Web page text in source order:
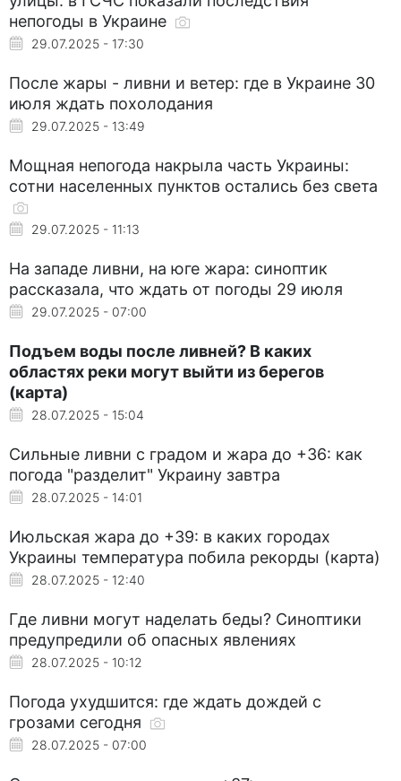
непогоды в Украине
29.07.2025 - 17:30
После жары - ливни и ветер: где в Украине 30
июля ждать похолодания
29.07.2025 - 13:49
Мощная непогода накрыла часть Украины:
сотни населенных пунктов остались без света
29.07.2025 - 11:13
На западе ливни, на юге жара: синоптик
рассказала, что ждать от погоды 29 июля
29.07.2025 - 07:00
Подъем воды после ливней? В каких
областях реки могут выйти из берегов
(карта)
28.07.2025 - 15:04
Сильные ливни с градом и жара до +36: как
погода "разделит" Украину завтра
28.07.2025 - 14:01
Июльская жара до +39: в каких городах
Украины температура побила рекорды (карта)
28.07.2025 - 12:40
Где ливни могут наделать беды? Синоптики
предупредили об опасных явлениях
28.07.2025 - 10:12
Погода ухудшится: где ждать дождей с
грозами сегодня
28.07.2025 - 07:00